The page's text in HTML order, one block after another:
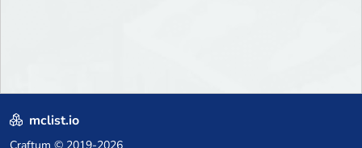
mclist.io
Craftum © 2019-2026